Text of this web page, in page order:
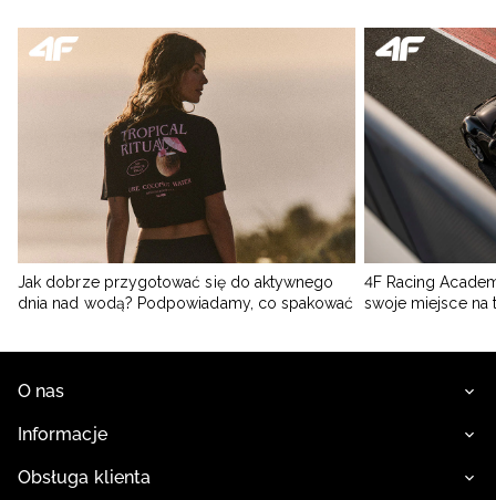
Jak dobrze przygotować się do aktywnego
dnia nad wodą? Podpowiadamy, co spakować
4F Racing
swoje miejsce na
O nas
Informacje
Obsługa klienta